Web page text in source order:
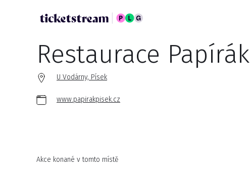
Restaurace Papírák
U Vodárny, Písek
www.papirakpisek.cz
Akce konané v tomto místě